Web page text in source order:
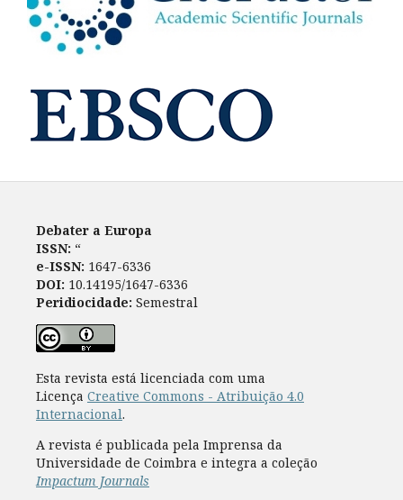
Debater a Europa
ISSN: “
e-ISSN: 1647-6336
DOI: 10.14195/1647-6336
Peridiocidade: Semestral
Esta revista está licenciada com uma
Licença Creative Commons - Atribuição 4.0
Internacional.
A revista é publicada pela Imprensa da
Universidade de Coimbra e integra a coleção
Impactum Journals